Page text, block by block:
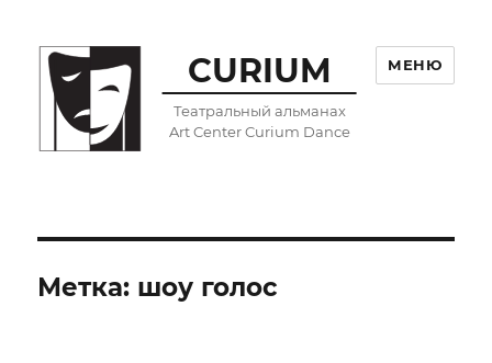
CURIUM
Театральный альманах
Art Center Curium Dance
МЕНЮ
Метка: шоу голос